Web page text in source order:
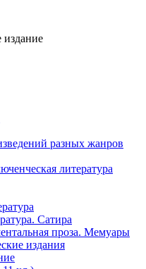
издание
разных жанров
литература
Сатира
проза. Мемуары
издания